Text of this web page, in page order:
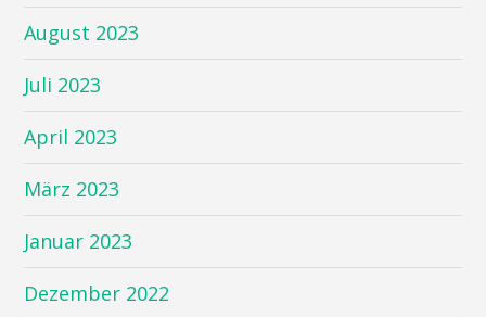
August 2023
Juli 2023
April 2023
März 2023
Januar 2023
Dezember 2022